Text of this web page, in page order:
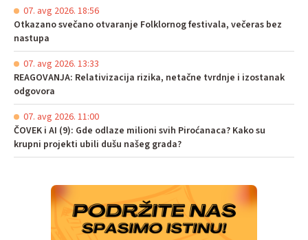
07. avg 2026. 18:56
Otkazano svečano otvaranje Folklornog festivala, večeras bez
nastupa
07. avg 2026. 13:33
REAGOVANJA: Relativizacija rizika, netačne tvrdnje i izostanak
odgovora
07. avg 2026. 11:00
ČOVEK i AI (9): Gde odlaze milioni svih Piroćanaca? Kako su
krupni projekti ubili dušu našeg grada?